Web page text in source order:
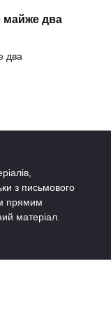
майже два
два
з письмового
прямим
матеріал.